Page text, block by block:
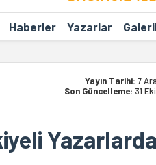
Haberler Yazarlar
Yayın Tarihi: 7
Son Güncelleme: 31